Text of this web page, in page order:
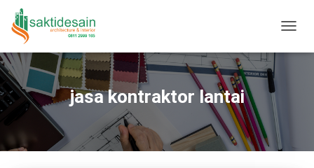
jasa kontraktor lantai